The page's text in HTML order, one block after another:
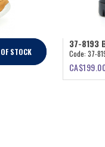
STOCK
37-8193
Code: 37-
CA$